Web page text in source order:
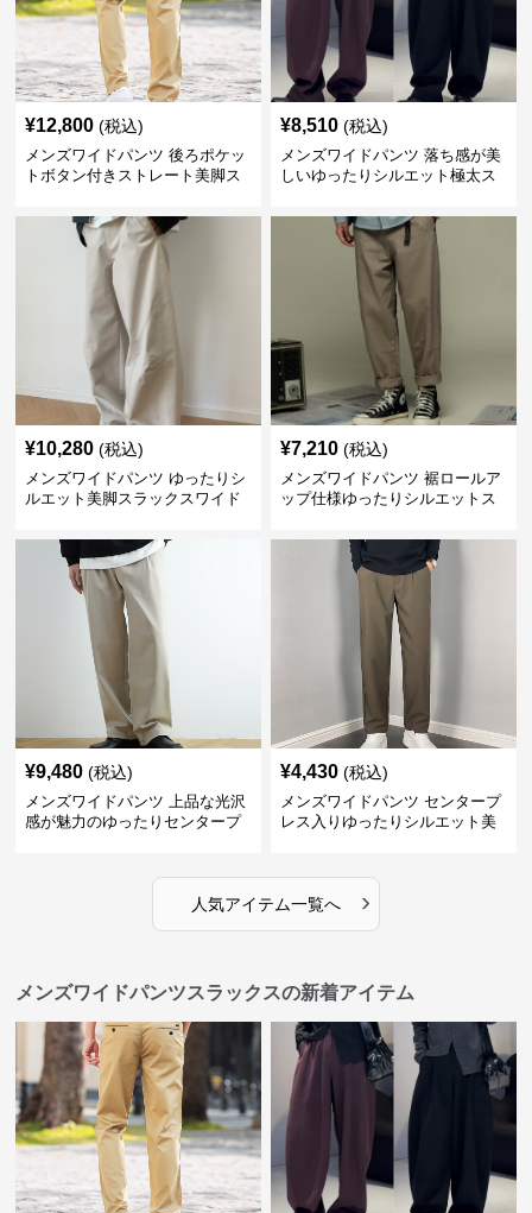
¥12,800 (税込)
メンズワイドパンツ 後ろポケッ
トボタン付きストレート美脚ス
¥8,510 (税込)
メンズワイドパンツ 落ち感が美
しいゆったりシルエット極太ス
¥10,280 (税込)
メンズワイドパンツ ゆったりシ
ルエット美脚スラックスワイド
¥7,210 (税込)
メンズワイドパンツ 裾ロールア
ップ仕様ゆったりシルエットス
¥9,480 (税込)
メンズワイドパンツ 上品な光沢
感が魅力のゆったりセンタープ
¥4,430 (税込)
メンズワイドパンツ センタープ
レス入りゆったりシルエット美
人気アイテム一覧へ ›
メンズワイドパンツスラックスの新着アイテム